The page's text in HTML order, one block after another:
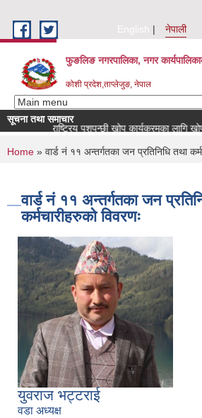
English
नेपाली
फुङलिङ नगरपालिका, नगर
कोशी प्रदेश,ताप्लेजुङ, नेपाल
सूचना तथा समाचार
राष्ट्रिय पशुपन्छी खोप कार्यक्रमका लागि खोपकर्ता
You are here
Home » वार्ड नं ११ अन्तर्गतका जन प्रतिनिधि तथा
वार्ड नं ११ अन्तर्गतका जन
कर्मचारीहरुको विवरणः
युवराज भट्टराई
वडा अध्यक्ष